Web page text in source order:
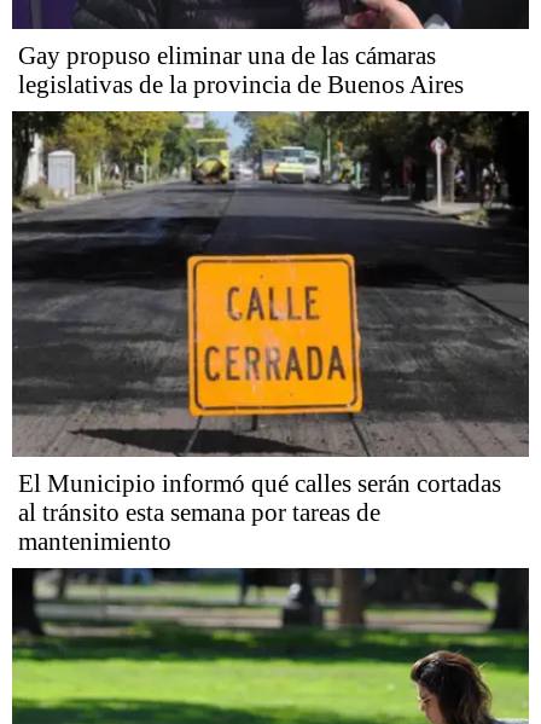
Gay propuso eliminar una de las cámaras
legislativas de la provincia de Buenos Aires
El Municipio informó qué calles serán cortadas
al tránsito esta semana por tareas de
mantenimiento